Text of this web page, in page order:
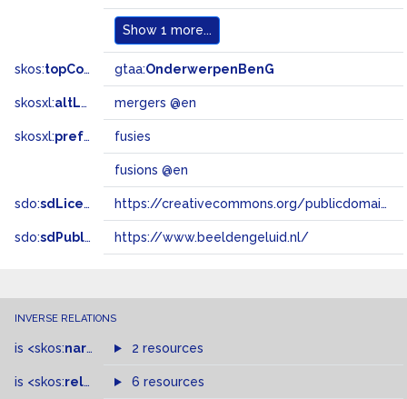
Show 1 more...
skos:topConceptOf gtaa:OnderwerpenBenG
skosxl:altLabel mergers @en
skosxl:prefLabel fusies
fusions @en
sdo:sdLicense https://creativecommons.org/publicdomain/zero/1.0/
sdo:sdPublisher https://www.beeldengeluid.nl/
INVERSE RELATIONS
is <skos:narrowMatch >of
2 resources
is <skos:related > of
6 resources